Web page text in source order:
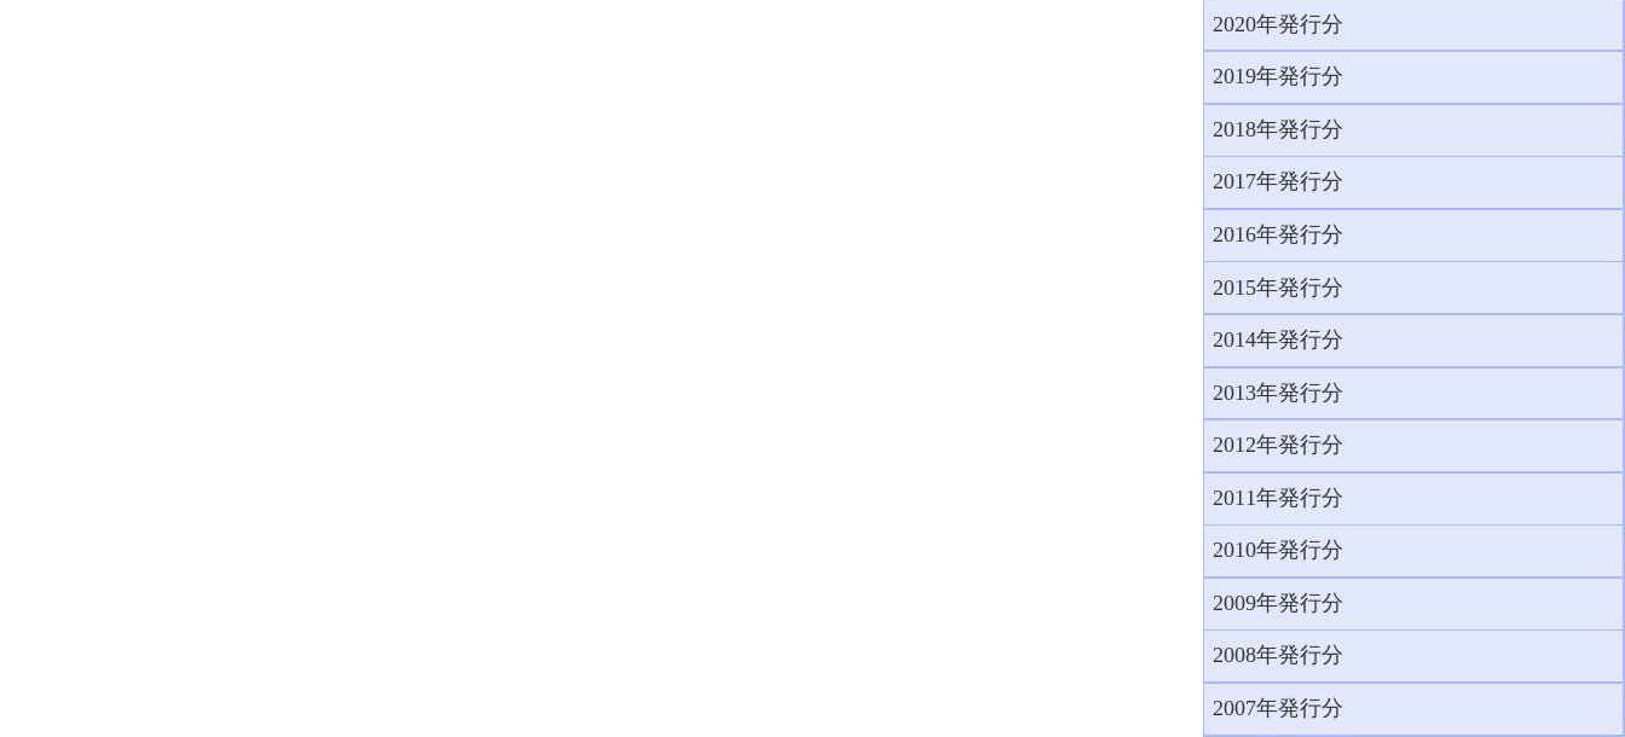
2020年発行分
2019年発行分
2018年発行分
2017年発行分
2016年発行分
2015年発行分
2014年発行分
2013年発行分
2012年発行分
2011年発行分
2010年発行分
2009年発行分
2008年発行分
2007年発行分